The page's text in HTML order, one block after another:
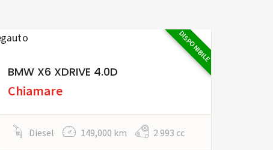
DISPONIBILE
BMW X6 XDRIVE 4.0D
Chiamare
Diesel 149,000 km 2 993 cc